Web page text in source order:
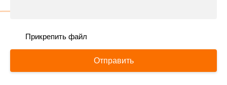
Прикрепить файл
Отправить